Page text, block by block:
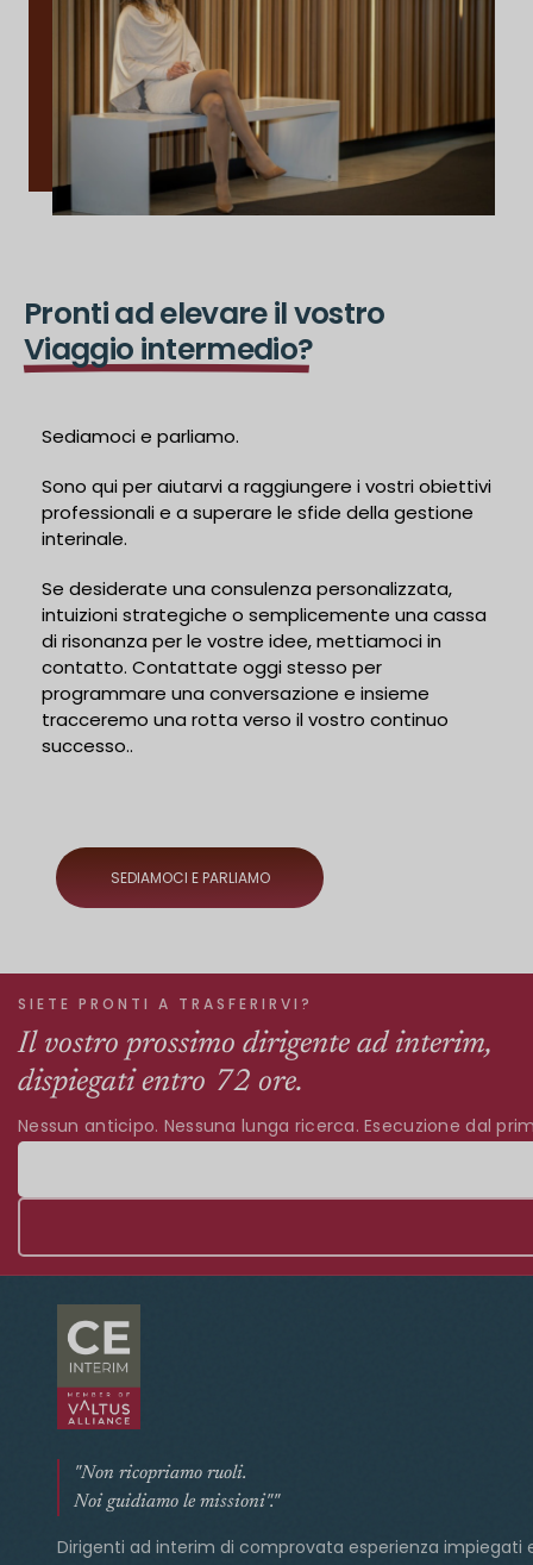
Pronti ad elevare il vostro
Viaggio intermedio?
Sediamoci e parliamo.
Sono qui per aiutarvi a raggiungere i vostri obiettivi
professionali e a superare le sfide della gestione
interinale.
Se desiderate una consulenza personalizzata,
intuizioni strategiche o semplicemente una cassa
di risonanza per le vostre idee, mettiamoci in
contatto. Contattate oggi stesso per
programmare una conversazione e insieme
tracceremo una rotta verso il vostro continuo
successo..
SEDIAMOCI E PARLIAMO
SIETE PRONTI A TRASFERIRVI?
Il vostro prossimo dirigente ad interim,
dispiegati entro 72 ore.
Nessun anticipo. Nessuna lunga ricerca. Esecuzione dal
"Non ricopriamo ruoli.
Noi guidiamo le missioni"."
Dirigenti ad interim di comprovata esperienza impiegati